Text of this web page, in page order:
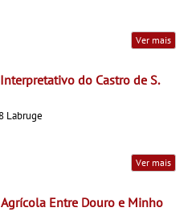
Ver mais
do Castro de S.
Labruge
Ver mais
Entre Douro e Minho